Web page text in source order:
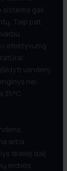
sistema gali
Taip pat
efektyvumą
vandenį
nei
35°C
arba
didelę dalį
erdvės